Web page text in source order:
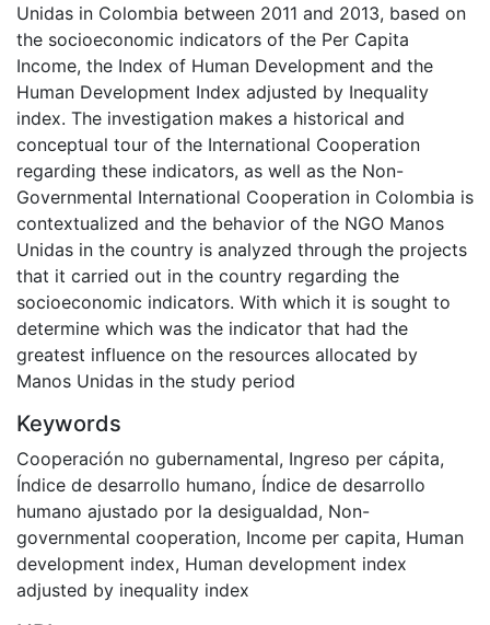
Unidas in Colombia between 2011 and 2013, based on
the socioeconomic indicators of the Per Capita
Income, the Index of Human Development and the
Human Development Index adjusted by Inequality
index. The investigation makes a historical and
conceptual tour of the International Cooperation
regarding these indicators, as well as the Non-
Governmental International Cooperation in Colombia is
contextualized and the behavior of the NGO Manos
Unidas in the country is analyzed through the projects
that it carried out in the country regarding the
socioeconomic indicators. With which it is sought to
determine which was the indicator that had the
greatest influence on the resources allocated by
Manos Unidas in the study period
Keywords
Cooperación no gubernamental, Ingreso per cápita,
Índice de desarrollo humano, Índice de desarrollo
humano ajustado por la desigualdad, Non-
governmental cooperation, Income per capita, Human
development index, Human development index
adjusted by inequality index